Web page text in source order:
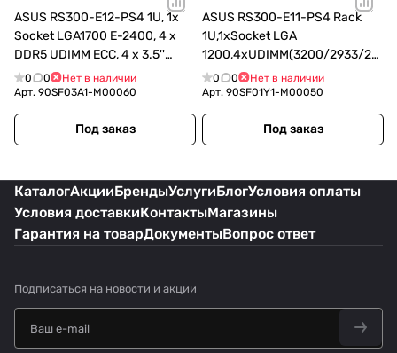
ASUS RS300-E12-PS4 1U, 1x
Socket LGA1700 E-2400, 4 x
DDR5 UDIMM ECC, 4 x 3.5''
(SATA/SAS/NVMe) HotSwap,
Intel; RAID 0, 1, 5, 10, 1x
(90SF03A1-M00060)
0 0
Нет в наличии
Арт. 90SF03A1-M00060
Под заказ
ASUS RS300-E11-PS4 Rack
1U,1xSocket LGA
1200,4xUDIMM(3200/2933/26
66),4xLFF
SATA/SAS(upto2xNVMe),2x1Gb
E,1x350W,ASMB10-iKVM
0 0
Нет в наличии
Арт. 90SF01Y1-M00050
Под заказ
КаталогАкцииБрендыУслугиБлогУсловия оплаты
Условия доставкиКонтактыМагазины
Гарантия на товарДокументыВопрос ответ
Подписаться на новости и акции